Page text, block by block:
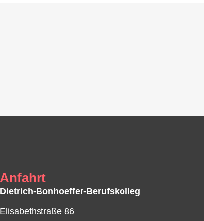
Anfahrt
Dietrich-Bonhoeffer-Berufskolleg
Elisabethstraße 86